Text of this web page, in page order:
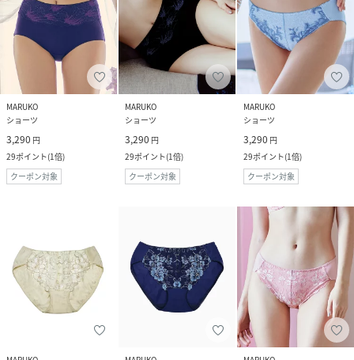
MARUKO
ショーツ
3,290 円
29ポイント(1倍)
クーポン対象
MARUKO
ショーツ
3,290 円
29ポイント(1倍)
クーポン対象
MARUKO
ショーツ
3,290 円
29ポイント(1倍)
クーポン対象